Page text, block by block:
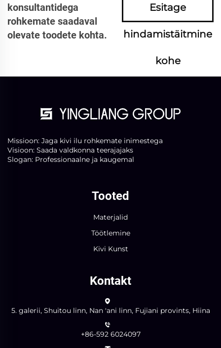
konsultantidega
rohkemate saadaval
olevate toodete kohta.
Esitage
hindamistäitmine
kohe
Missioon: Jaga kivi ilu rohkemate inimestega
Visioon: Saada valdkonna teerajajaks
Slogan: Professionaalne ja kaugemal
Tooted
Materjalid
Töötlemine
Kivi Kunst
Kontakt
5. galerii, Shuitou linn, Nan 'ani linn, Fujiani provints, Hiina
+86-592 6024097